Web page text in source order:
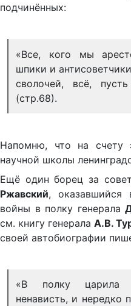
подчинённых:
«Все, кого мы
шпики и
сволочей, всё,
(стр.68).
Напомню, что на счету
научной школы
Ещё один борец за
Ржавский,
войны в полку генерала
см. книгу генерала А.В.
своей автобиографии
«В полку царила
ненависть, и нередко